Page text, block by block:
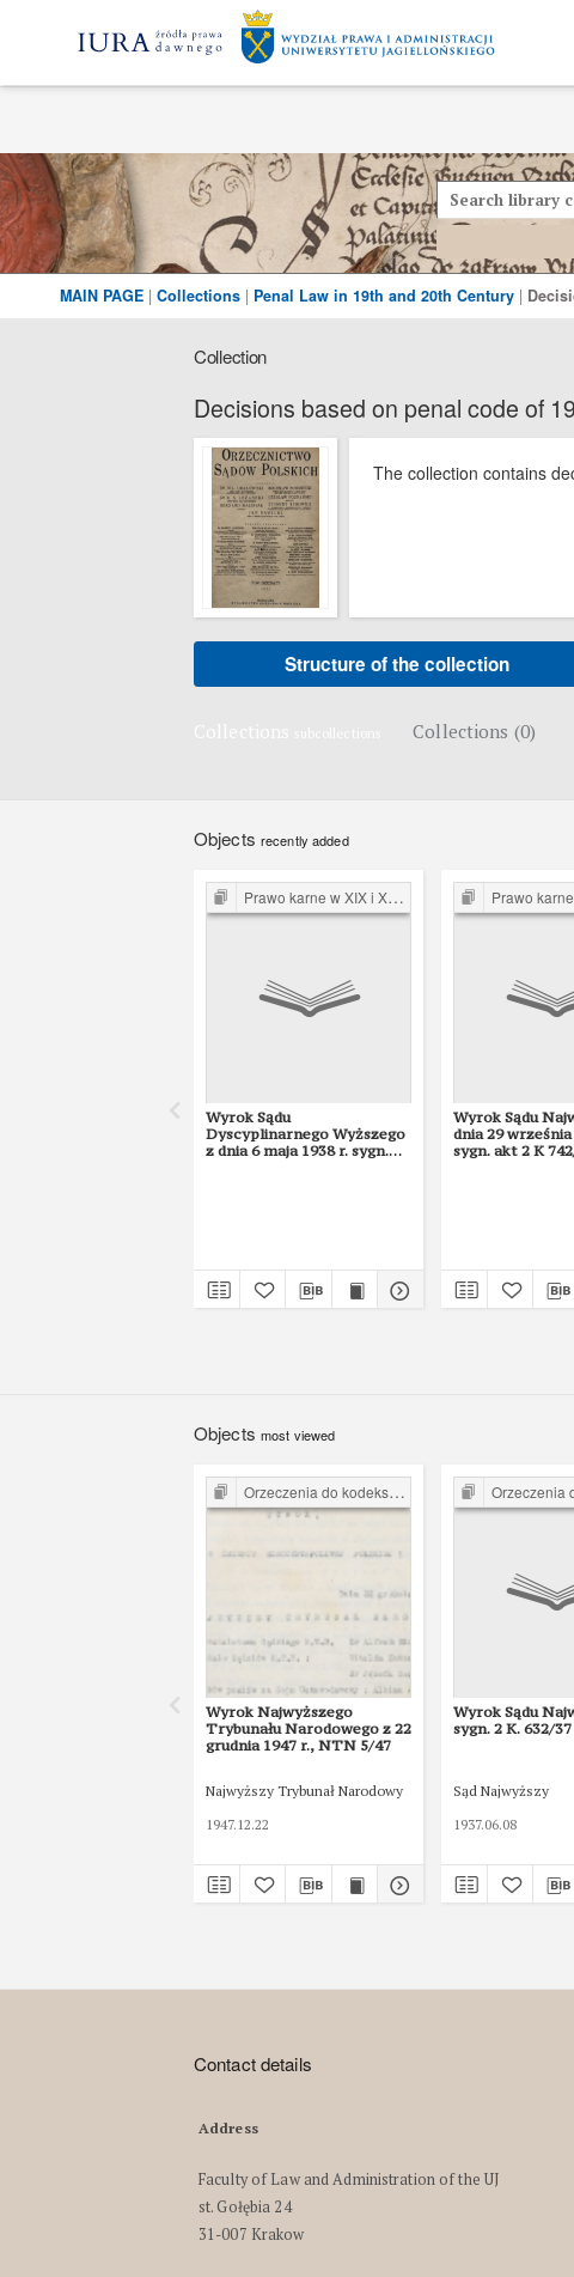
MAIN PAGE | Collections | Penal Law in 19th and 20th Century |
Collection
Decisions based on penal code of
The collection contains
Structure of the collection
Collections (0)
Objects recently added
Prawo karne w XIX i XX w.
Wyrok Sądu
Dyscyplinarnego Wyższego
z dnia 6 maja 1938 r. sygn.
Prawo karne
Wyrok Sądu
dnia 29 września
sygn. akt 2 K
Objects most viewed
Orzeczenia do kodeksu karnego z 1932 r.
Wyrok Najwyższego
Trybunału Narodowego z 22
grudnia 1947 r., NTN 5/47
Najwyższy Trybunał Narodowy
1947.12.22
Orzeczenia do
Wyrok Sądu
sygn. 2 K. 632/37
Sąd Najwyższy
1937.06.08
Contact details
Address
Faculty of Law and Administration of the UJ
st. Gołębia 24
31-007 Krakow